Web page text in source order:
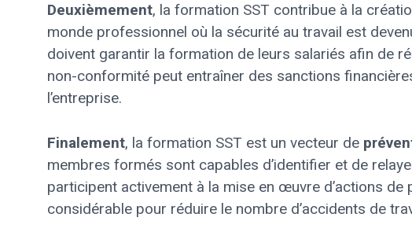
Deuxièmement, la formation SST contribue à la
monde professionnel où la sécurité au travail est
doivent garantir la formation de leurs salariés afin de
non-conformité peut entraîner des sanctions
l’entreprise.
Finalement, la formation SST est un vecteur de
membres formés sont capables d’identifier et de
participent activement à la mise en œuvre d’actions de
considérable pour réduire le nombre d’accidents de